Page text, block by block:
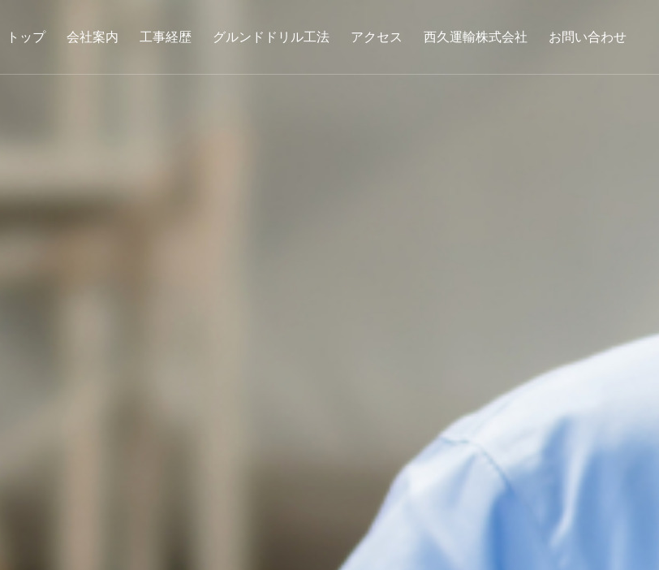
トップ 会社案内 工事経歴 グルンドドリル工法 アクセス 西久運輸株式会社 お問い合わせ